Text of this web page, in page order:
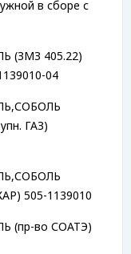
в сборе с
(ЗМЗ 405.22)
04
ГАЗ)
505-1139010
(пр-во СОАТЭ)